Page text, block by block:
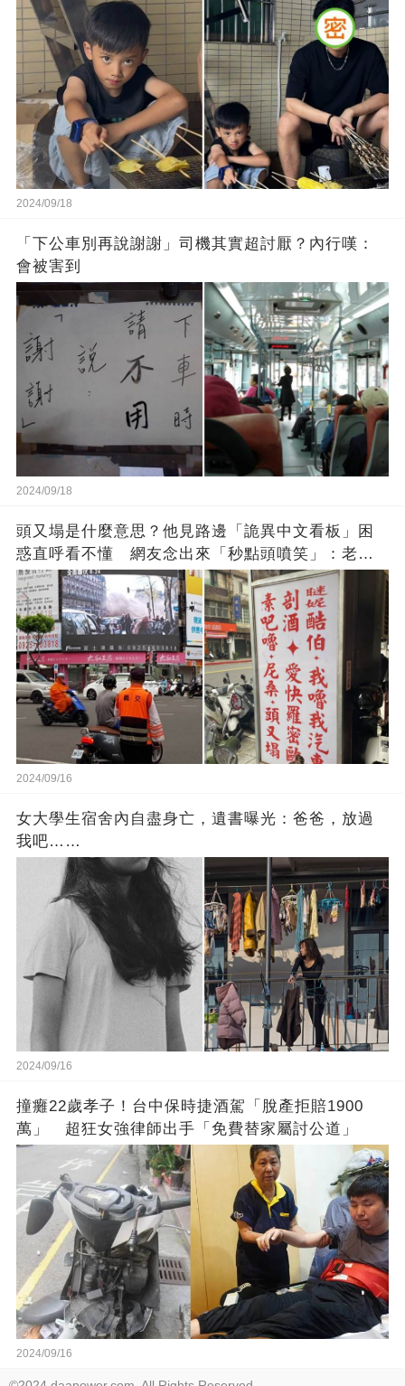
2024/09/18
「下公車別再說謝謝」司機其實超討厭？內行嘆：
會被害到
2024/09/18
頭又塌是什麼意思？他見路邊「詭異中文看板」困
惑直呼看不懂 網友念出來「秒點頭噴笑」：老一
輩的智慧
2024/09/16
女大學生宿舍內自盡身亡，遺書曝光：爸爸，放過
我吧……
2024/09/16
撞癱22歲孝子！台中保時捷酒駕「脫產拒賠1900
萬」 超狂女強律師出手「免費替家屬討公道」
2024/09/16